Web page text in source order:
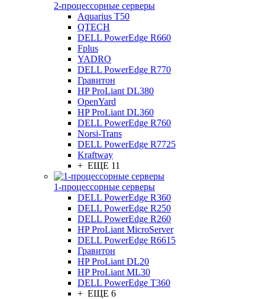
2-процессорные серверы
Aquarius T50
QTECH
DELL PowerEdge R660
Fplus
YADRO
DELL PowerEdge R770
Гравитон
HP ProLiant DL380
OpenYard
HP ProLiant DL360
DELL PowerEdge R760
Norsi-Trans
DELL PowerEdge R7725
Kraftway
+ ЕЩЕ 11
1-процессорные серверы
DELL PowerEdge R360
DELL PowerEdge R250
DELL PowerEdge R260
HP ProLiant MicroServer
DELL PowerEdge R6615
Гравитон
HP ProLiant DL20
HP ProLiant ML30
DELL PowerEdge T360
+ ЕЩЕ 6